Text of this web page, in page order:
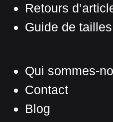
Retours
Guide de tailles
Qui sommes-
Contact
Blog